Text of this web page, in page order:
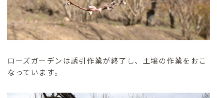
ローズガーデンは誘引作業が終了し、土壌の作業をおこ
なっています。